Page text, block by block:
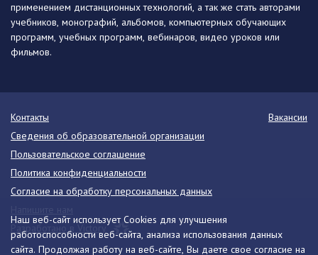
Наш веб-сайт использует Cookies для улучшения
работоспособности веб-сайта, анализа использования данных
сайта. Продолжая работу на веб-сайте, Вы даете свое согласие на
применением дистанционных технологий, а так же стать авторами
учебников, монографий, альбомов, компьютерных обучающих
программ, учебных программ, вебинаров, видео уроков или
фильмов.
Контакты
Вакансии
Сведения об образовательной организации
Пользовательское соглашение
Политика конфиденциальности
Согласие на обработку персональных данных
Разработано в Victory